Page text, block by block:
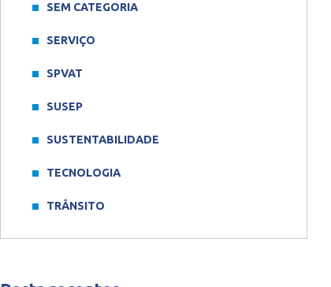
SEM CATEGORIA
SERVIÇO
SPVAT
SUSEP
SUSTENTABILIDADE
TECNOLOGIA
TRÂNSITO